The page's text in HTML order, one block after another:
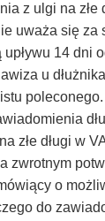
z ulgi na złe
uważa się za
upływu 14 dni
u
złe długi w
zwrotnym
o
do